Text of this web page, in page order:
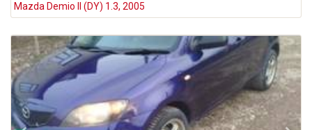
Mazda Demio II (DY) 1.3, 2005